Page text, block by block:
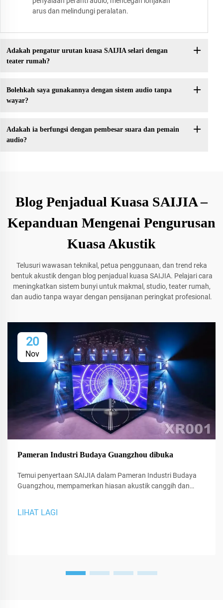
arus dan melindungi peralatan.
Adakah pengatur urutan kuasa SAIJIA selari dengan
teater rumah?
Bolehkah saya gunakannya dengan sistem audio tanpa
wayar?
Adakah ia berfungsi dengan pembesar suara dan pemain
audio?
Blog Penjadual Kuasa SAIJIA –
Kepanduan Mengenai Pengurusan
Kuasa Akustik
Telusuri wawasan teknikal, petua penggunaan, dan trend reka
bentuk akustik dengan blog penjadual kuasa SAIJIA. Pelajari cara
meningkatkan sistem bunyi untuk makmal, studio, teater rumah,
dan audio tanpa wayar dengan pensijanan peringkat profesional.
20
Nov
Pameran Industri Budaya Guangzhou dibuka
Temui penyertaan SAIJIA dalam Pameran Industri Budaya
Guangzhou, mempamerkan hiasan akustik canggih dan
LIHAT LAGI